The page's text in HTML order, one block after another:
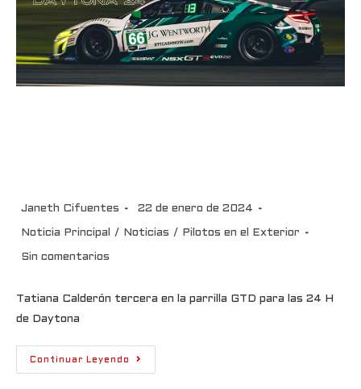
Janeth Cifuentes 22 de enero de 2024
Noticia Principal / Noticias / Pilotos en el Exterior
Sin comentarios
Tatiana Calderón tercera en la parrilla GTD para las 24 H
de Daytona
Continuar Leyendo